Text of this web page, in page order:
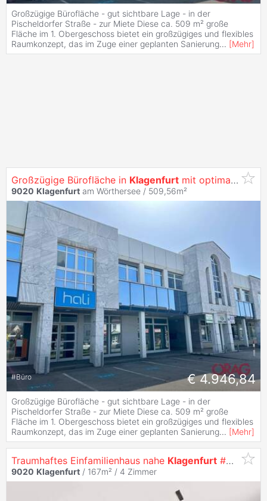
Großzügige Bürofläche - gut sichtbare Lage - in der
Pischeldorfer Straße - zur Miete Diese ca. 509 m² große
Fläche im 1. Obergeschoss bietet ein großzügiges und flexibles
Raumkonzept, das im Zuge einer geplanten Sanierung... [Mehr]
Großzügige Bürofläche in Klagenfurt mit optimaler Werbewirksamkeit -
9020 Klagenfurt am Wörthersee / 509,56m²
#Büro € 4.946,84
Großzügige Bürofläche - gut sichtbare Lage - in der
Pischeldorfer Straße - zur Miete Diese ca. 509 m² große
Fläche im 1. Obergeschoss bietet ein großzügiges und flexibles
Raumkonzept, das im Zuge einer geplanten Sanierung... [Mehr]
Traumhaftes Einfamilienhaus nahe Klagenfurt #modern #großzügig #panoramablick
9020 Klagenfurt / 167m² / 4 Zimmer